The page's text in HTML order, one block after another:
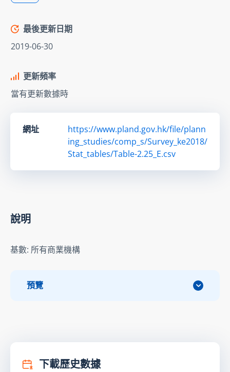
最後更新日期
2019-06-30
更新頻率
當有更新數據時
網址
https://www.pland.gov.hk/file/plann
ing_studies/comp_s/Survey_ke2018/
Stat_tables/Table-2.25_E.csv
說明
基數: 所有商業機構
預覽
下載歷史數據